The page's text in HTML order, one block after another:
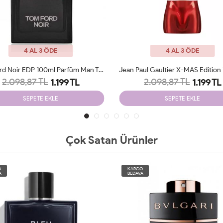
4 AL 3 ÖDE
Jean Paul Gaultier X-MAS Edition 125 Ml Parfüm Man Tester
2.098,87 TL 1.199 TL
SEPETE EKLE
4 AL 3 ÖDE
2.098,87 TL 1.199 TL
SEPETE EKLE
Çok Satan Ürünler
KARGO
BEDAVA